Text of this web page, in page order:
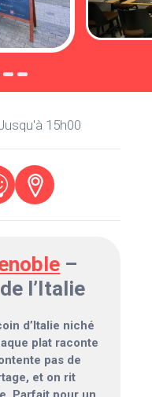
15h00
–
l’Italie
d’Italie niché
plat raconte
pas de
et on rit